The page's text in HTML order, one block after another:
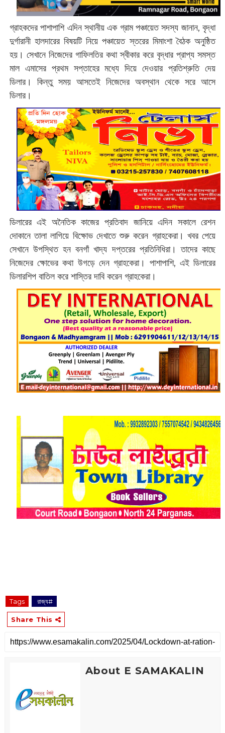
গ্রাহকদের পাশাপাশি এদিন স্থানীয় এক গ্রাম পঞ্চায়েত সদস্য জানান, বৃদ্ধা
দুর্গারানী হালদারের বিষয়টি নিয়ে পঞ্চায়েত স্তরের মিমাংশা বৈঠক অনুষ্ঠিত
হয়। সেখানে নিজেদের গাফিলতির কথা স্বীকার করে বৃদ্ধার প্রাপ্য সমস্ত
মাল এমাসের প্রথম সপ্তাহের মধ্যে দিয়ে দেওয়ার প্রতিশ্রুতি দেয়
ডিলার। কিন্তু সময় আসতেই নিজেদের অবস্থান থেকে সরে আসে
ডিলার।
ডিলারের এই অনৈতিক কাজের প্রতিবাদ জানিয়ে এদিন সকালে রেশন
দোকানে তালা লাগিয়ে বিক্ষোভ দেখাতে শুরু করেন গ্রাহকেরা। খবর পেয়ে
সেখানে উপস্থিত হন বনগাঁ খাদ্য দপ্তরের প্রতিনিধিরা। তাদের কাছে
নিজেদের ক্ষোভের কথা উগড়ে দেন গ্রাহকেরা। পাশাপাশি, এই ডিলারের
ডিলারশিপ বাতিল করে শাস্তির দাবি করেন গ্রাহকেরা।
Tags ‌ রাজ্য#
Share This
About E SAMAKALIN